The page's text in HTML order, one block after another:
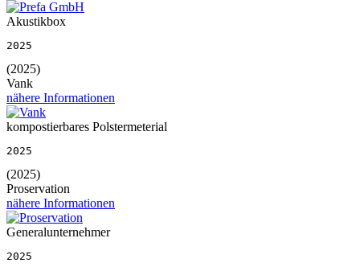
Akustikbox
2025
(2025)
Vank
nähere Informationen
kompostierbares Polstermeterial
2025
(2025)
Proservation
nähere Informationen
Generalunternehmer
2025